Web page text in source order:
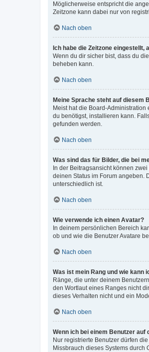
Möglicherweise entspricht die
Zeitzone kann dabei nur von
Nach oben
Ich habe die Zeitzone
Wenn du dir sicher bist, dass du
beheben kann.
Nach oben
Meine Sprache steht auf diesem
Meist hat die Board-
du benötigst, installieren kann.
gefunden werden.
Nach oben
Was sind das für Bilder, die bei
In der Beitragsansicht können
deinen Status im Forum angeben.
unterschiedlich ist.
Nach oben
Wie verwende ich einen Avatar?
In deinem persönlichen Bereich
ob und wie die Benutzer Avatare
Nach oben
Was ist mein Rang und wie kann
Ränge, die unter deinem
den Wortlaut eines Ranges nicht
dieses Verhalten nicht und ein
Nach oben
Wenn ich bei einem Benutzer
Nur registrierte Benutzer dürfen
Missbrauch dieses Systems durch